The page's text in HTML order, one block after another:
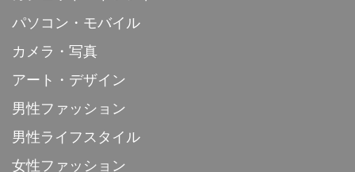
パソコン・モバイル
カメラ・写真
アート・デザイン
男性ファッション
男性ライフスタイル
女性ファッション